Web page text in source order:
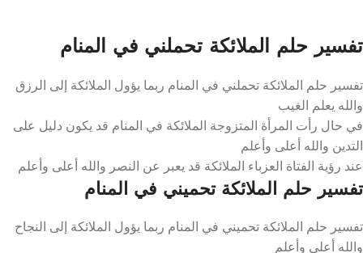
تفسير حلم الملائكة تحملني في المنام
تفسير حلم الملائكة تحملني في المنام ربما يؤول الملائكة إلى الرزق
والله يعلم الغيب
في حال رأت المرأة المتزوجة الملائكة في المنام قد يكون دليل على
التدين والله أعلى وأعلم
عند رؤية الفتاة العزباء الملائكة قد يعبر عن النصر والله أعلى وأعلم
تفسير حلم الملائكة تحميني في المنام
تفسير حلم الملائكة تحميني في المنام ربما يؤول الملائكة إلى النجاح
والله أعلى وأعلم